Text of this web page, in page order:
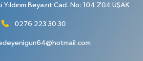
Beyazıt Cad. No: 104 Z04 UŞAK
0276 223 30 30